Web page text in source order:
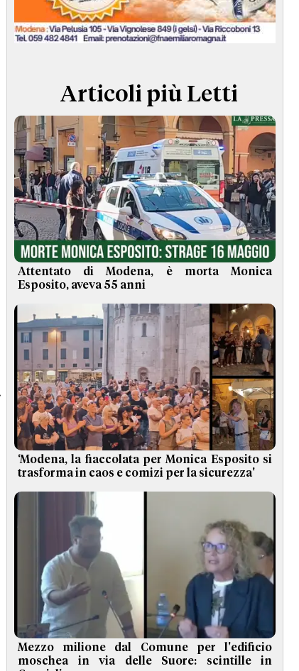
TERMINI e CONDIZIONI
Articoli più Letti
Attentato di Modena, è morta Monica
Esposito, aveva 55 anni
‘Modena, la fiaccolata per Monica Esposito si
trasforma in caos e comizi per la sicurezza'
Mezzo milione dal Comune per l'edificio
moschea in via delle Suore: scintille in